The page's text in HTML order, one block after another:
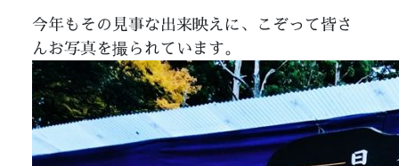
今年もその見事な出来映えに、こぞって皆さ
んお写真を撮られています。